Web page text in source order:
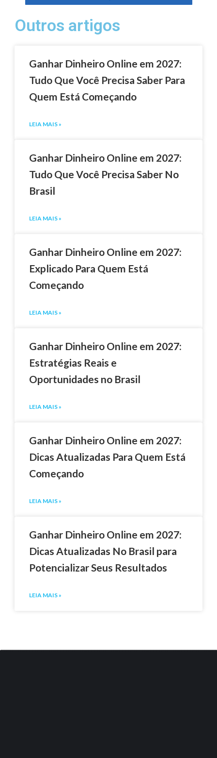
Outros artigos
Ganhar Dinheiro Online em 2027:
Tudo Que Você Precisa Saber Para
Quem Está Começando
LEIA MAIS »
Ganhar Dinheiro Online em 2027:
Tudo Que Você Precisa Saber No
Brasil
LEIA MAIS »
Ganhar Dinheiro Online em 2027:
Explicado Para Quem Está
Começando
LEIA MAIS »
Ganhar Dinheiro Online em 2027:
Estratégias Reais e
Oportunidades no Brasil
LEIA MAIS »
Ganhar Dinheiro Online em 2027:
Dicas Atualizadas Para Quem Está
Começando
LEIA MAIS »
Ganhar Dinheiro Online em 2027:
Dicas Atualizadas No Brasil para
Potencializar Seus Resultados
LEIA MAIS »